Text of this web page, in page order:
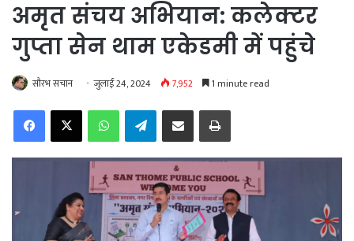
अमृत संचय अभियान: कलेक्टर
गुप्ता सेन थाम एकेडमी में पहुंचे
सौरभ सचान जुलाई 24, 2024 7,952 1 minute read
FacebookX WhatsAppTelegramShare via Email Print